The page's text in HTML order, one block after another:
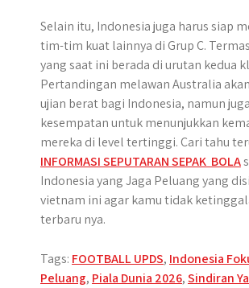
Selain itu, Indonesia juga harus siap
tim-tim kuat lainnya di Grup C.
yang saat ini berada di urutan kedua
Pertandingan melawan Australia
ujian berat bagi Indonesia, namun
kesempatan untuk menunjukkan
mereka di level tertinggi. Cari tahu
INFORMASI SEPUTARAN SEPAK BOLA
Indonesia yang Jaga Peluang yang
vietnam ini agar kamu tidak
terbaru nya.
Tags: FOOTBALL UPDS, Indonesia
Peluang, Piala Dunia 2026,Sindiran